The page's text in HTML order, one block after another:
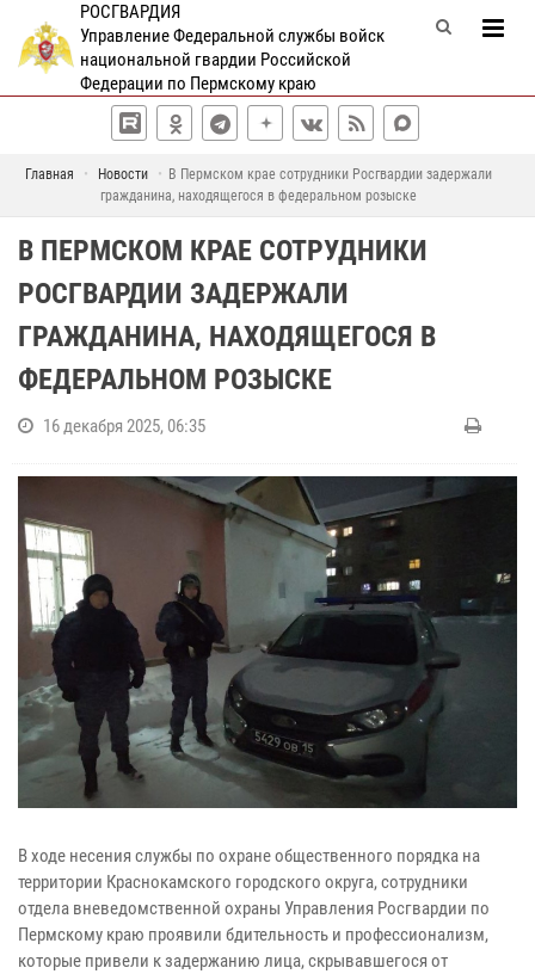
РОСГВАРДИЯ
Управление Федеральной службы войск
национальной гвардии Российской
Федерации по Пермскому краю
Главная Новости
В Пермском крае сотрудники Росгвардии задержали
гражданина, находящегося в федеральном розыске
В ПЕРМСКОМ КРАЕ СОТРУДНИКИ
РОСГВАРДИИ ЗАДЕРЖАЛИ
ГРАЖДАНИНА, НАХОДЯЩЕГОСЯ В
ФЕДЕРАЛЬНОМ РОЗЫСКЕ
16 декабря 2025, 06:35
В ходе несения службы по охране общественного порядка на
территории Краснокамского городского округа, сотрудники
отдела вневедомственной охраны Управления Росгвардии по
Пермскому краю проявили бдительность и профессионализм,
которые привели к задержанию лица, скрывавшегося от